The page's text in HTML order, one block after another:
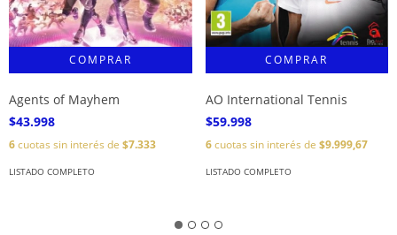
Agents of Mayhem
$43.998
6cuotas sin interés de $7.333
LISTADO COMPLETO
AO International Tennis
$59.998
6cuotas sin interés de $9.999,67
LISTADO COMPLETO